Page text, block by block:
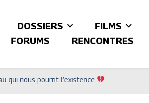
DOSSIERS FILMS
FORUMS
RENCONTRES
qui nous pourrit l’existence